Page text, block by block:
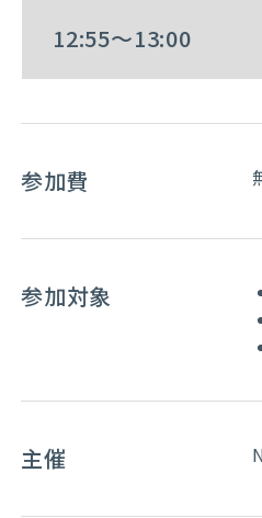
12:55～13:00
参加費
参加対象
主催